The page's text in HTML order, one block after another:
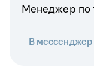
Менеджер по
В мессенджер